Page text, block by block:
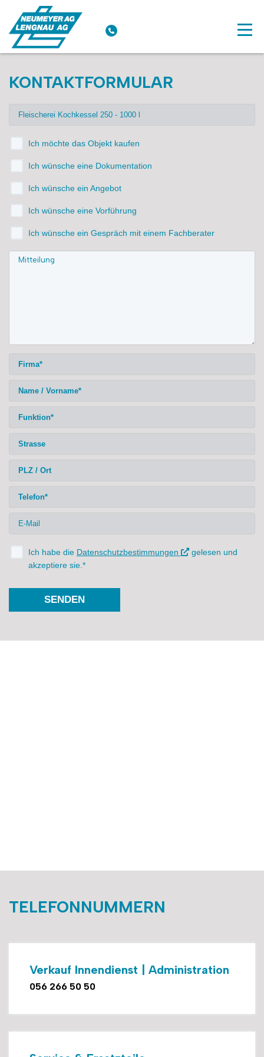
KONTAKTFORMULAR
Ich möchte das Objekt kaufen
Ich wünsche eine Dokumentation
Ich wünsche ein Angebot
Ich wünsche eine Vorführung
Ich wünsche ein Gespräch mit einem Fachberater
Ich habe die Datenschutzbestimmungen
gelesen und
akzeptiere sie.*
SENDEN
TELEFONNUMMERN
Verkauf Innendienst | Administration
056 266 50 50